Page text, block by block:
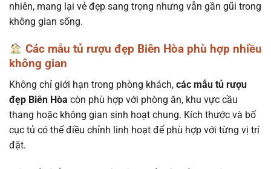
nhiên, mang lại vẻ đẹp sang trọng nhưng vẫn gần gũi trong
không gian sống.
Các mẫu tủ rượu đẹp Biên Hòa phù hợp nhiều
không gian
Không chỉ giới hạn trong phòng khách, các mẫu tủ rượu
đẹp Biên Hòa còn phù hợp với phòng ăn, khu vực cầu
thang hoặc không gian sinh hoạt chung. Kích thước và bố
cục tủ có thể điều chỉnh linh hoạt để phù hợp với từng vị trí
đặt.